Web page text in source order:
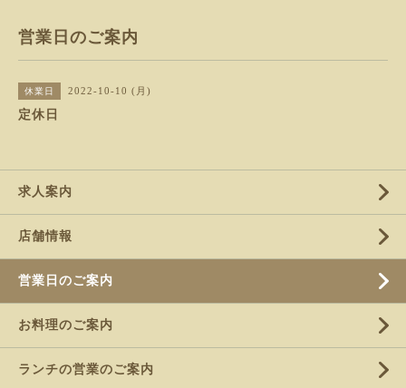
営業日のご案内
休業日 2022-10-10 (月)
定休日
求人案内
店舗情報
営業日のご案内
お料理のご案内
ランチの営業のご案内